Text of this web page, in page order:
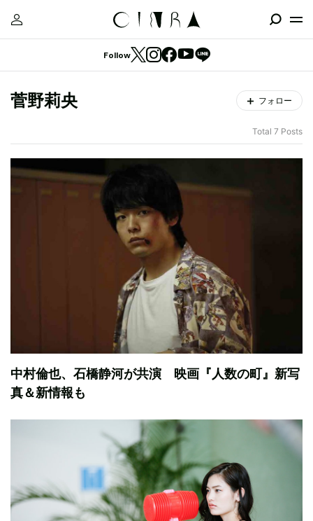
Follow
菅野莉央 フォロー
Total 7 Posts
中村倫也、石橋静河が共演 映画『人数の町』新写
真＆新情報も